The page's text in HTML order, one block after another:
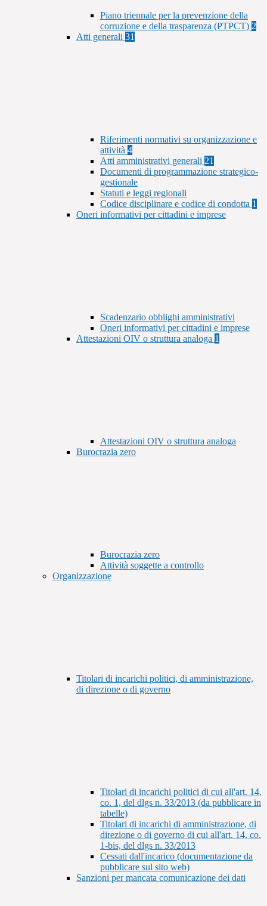
Piano triennale per la prevenzione della
corruzione e della trasparenza (PTPCT) 2
Atti generali 31
Riferimenti normativi su organizzazione e
attività 4
Atti amministrativi generali 21
Documenti di programmazione strategico-
gestionale
Statuti e leggi regionali
Codice disciplinare e codice di condotta 1
Oneri informativi per cittadini e imprese
Scadenzario obblighi amministrativi
Oneri informativi per cittadini e imprese
Attestazioni OIV o struttura analoga 1
Attestazioni OIV o struttura analoga
Burocrazia zero
Burocrazia zero
Attività soggette a controllo
Organizzazione
Titolari di incarichi politici, di amministrazione,
di direzione o di governo
Titolari di incarichi politici di cui all'art. 14,
co. 1, del dlgs n. 33/2013 (da pubblicare in
tabelle)
Titolari di incarichi di amministrazione, di
direzione o di governo di cui all'art. 14, co.
1-bis, del dlgs n. 33/2013
Cessati dall'incarico (documentazione da
pubblicare sul sito web)
Sanzioni per mancata comunicazione dei dati